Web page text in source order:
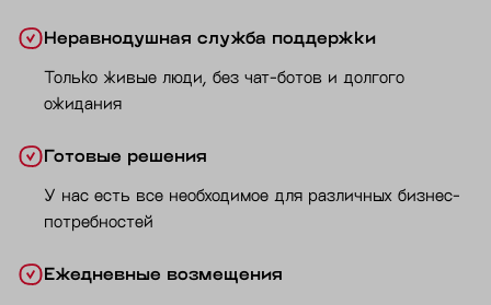
Неравнодушная служба поддержки
Только живые люди, без чат-ботов и долгого
ожидания
Готовые решения
У нас есть все необходимое для различных бизнес-
потребностей
Ежедневные возмещения